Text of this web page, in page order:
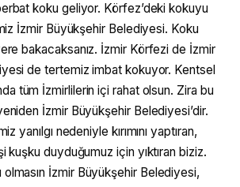
koku geliyor. Körfez’deki kokuyu
İzmir Büyükşehir Belediyesi. Koku
bakacaksanız. İzmir Körfezi de İzmir
de tertemiz imbat kokuyor. Kentsel
tüm İzmirlilerin içi rahat olsun. Zira bu
İzmir Büyükşehir Belediyesi’dir.
yanılgı nedeniyle kırımını yaptıran,
kuşku duyduğumuz için yıktıran biziz.
İzmir Büyükşehir Belediyesi,